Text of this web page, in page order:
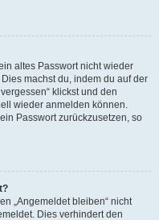
altes Passwort nicht wieder
machst du, indem du auf der
klickst und den
wieder anmelden können.
Passwort zurückzusetzen, so
„Angemeldet bleiben“ nicht
Dies verhindert den